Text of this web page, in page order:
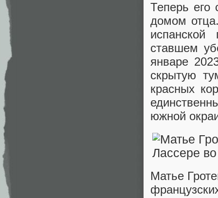
Теперь его
домом
ставшем
январе
скрытую
красных
южной
Матье